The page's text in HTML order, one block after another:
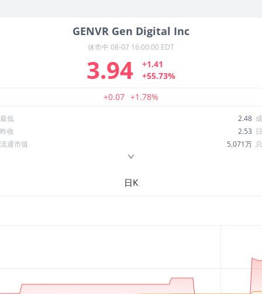
GENVR Gen Digital Inc
休市中 08-07 16:00:00 EDT
3.94
+1.41
+55.73%
+0.07 +1.78%
最低 2.48
昨收 2.53
流通市值 5,071万
日K